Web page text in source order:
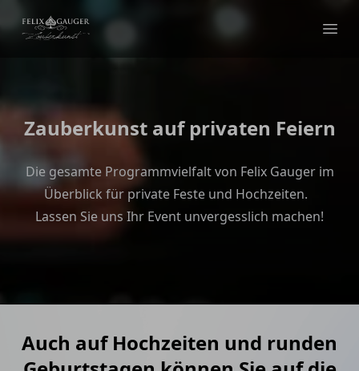
Felix Gauger
Zauberkunst auf privaten Feiern
Die gesamte Programmvielfalt von Felix Gauger im
Überblick für private Feste und Hochzeiten.
Lassen Sie uns Ihr Event unvergesslich machen!
Auch auf Hochzeiten und runden